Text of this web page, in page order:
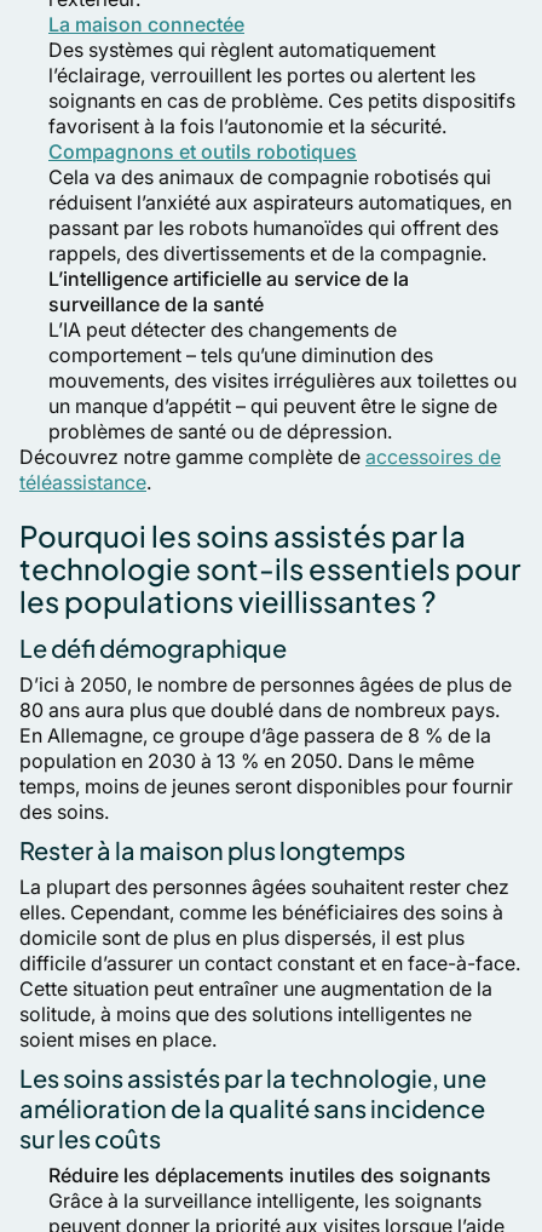
La maison connectée
Des systèmes qui règlent automatiquement
l’éclairage, verrouillent les portes ou alertent les
soignants en cas de problème. Ces petits dispositifs
favorisent à la fois l’autonomie et la sécurité.
Compagnons et outils robotiques
Cela va des animaux de compagnie robotisés qui
réduisent l’anxiété aux aspirateurs automatiques, en
passant par les robots humanoïdes qui offrent des
rappels, des divertissements et de la compagnie.
L’intelligence artificielle au service de la
surveillance de la santé
L’IA peut détecter des changements de
comportement – tels qu’une diminution des
mouvements, des visites irrégulières aux toilettes ou
un manque d’appétit – qui peuvent être le signe de
problèmes de santé ou de dépression.
Découvrez notre gamme complète de accessoires de
téléassistance.
Pourquoi les soins assistés par la
technologie sont-ils essentiels pour
les populations vieillissantes ?
Le défi démographique
D’ici à 2050, le nombre de personnes âgées de plus de
80 ans aura plus que doublé dans de nombreux pays.
En Allemagne, ce groupe d’âge passera de 8 % de la
population en 2030 à 13 % en 2050. Dans le même
temps, moins de jeunes seront disponibles pour fournir
des soins.
Rester à la maison plus longtemps
La plupart des personnes âgées souhaitent rester chez
elles. Cependant, comme les bénéficiaires des soins à
domicile sont de plus en plus dispersés, il est plus
difficile d’assurer un contact constant et en face-à-face.
Cette situation peut entraîner une augmentation de la
solitude, à moins que des solutions intelligentes ne
soient mises en place.
Les soins assistés par la technologie, une
amélioration de la qualité sans incidence
sur les coûts
Réduire les déplacements inutiles des soignants
Grâce à la surveillance intelligente, les soignants
peuvent donner la priorité aux visites lorsque l’aide